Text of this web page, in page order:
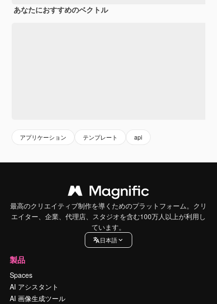
あなたにおすすめのベクトル
アプリケーション テンプレート api
最高のクリエイティブ制作を導くためのプラットフォーム。クリ
エイター、企業、代理店、スタジオを含む100万人以上が利用し
ています。
日本語
製品
Spaces
AI アシスタント
AI 画像生成ツール